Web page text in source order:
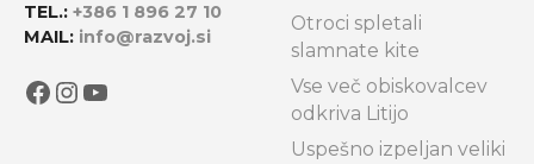
TEL.: +386 1 896 27 10
MAIL: info@razvoj.si
Facebook InstagramYouTube
Otroci spletali
slamnate kite
Vse več obiskovalcev
odkriva Litijo
Uspešno izpeljan veliki